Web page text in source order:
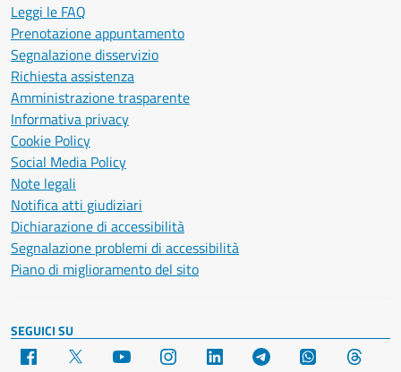
Leggi le FAQ
Prenotazione appuntamento
Segnalazione disservizio
Richiesta assistenza
Amministrazione trasparente
Informativa privacy
Cookie Policy
Social Media Policy
Note legali
Notifica atti giudiziari
Dichiarazione di accessibilità
Segnalazione problemi di accessibilità
Piano di miglioramento del sito
SEGUICI SU
Facebook YouTube Instagram LinkedIn Telegram WhatsApp